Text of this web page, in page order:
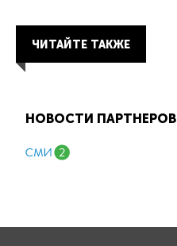
ЧИТАЙТЕ ТАКЖЕ
НОВОСТИ ПАРТНЕРОВ